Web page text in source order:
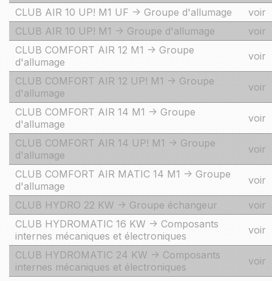
CLUB AIR 10 UP! M1 UF -> Groupe d'allumage
voir
CLUB AIR 10 UP! M1 -> Groupe d'allumage
voir
CLUB COMFORT AIR 12 M1 -> Groupe
d'allumage
voir
CLUB COMFORT AIR 12 UP! M1 -> Groupe
d'allumage
voir
CLUB COMFORT AIR 14 M1 -> Groupe
d'allumage
voir
CLUB COMFORT AIR 14 UP! M1 -> Groupe
d'allumage
voir
CLUB COMFORT AIR MATIC 14 M1 -> Groupe
d'allumage
voir
CLUB HYDRO 22 KW -> Groupe échangeur
voir
CLUB HYDROMATIC 16 KW -> Composants
internes mécaniques et électroniques
voir
CLUB HYDROMATIC 24 KW -> Composants
internes mécaniques et électroniques
voir